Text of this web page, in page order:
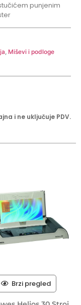
punjenim
Miševi i podloge
i ne uključuje PDV.
Brzi pregled